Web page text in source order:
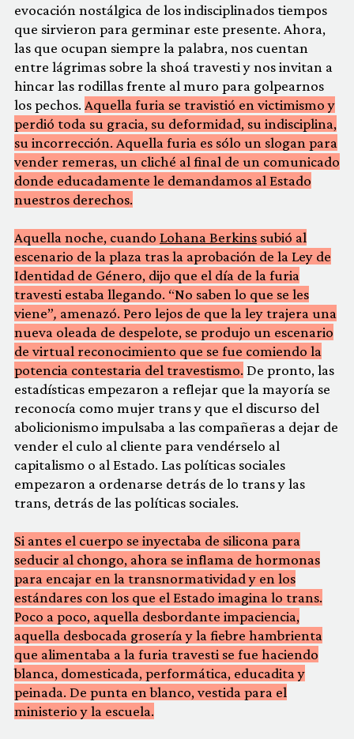
evocación nostálgica de los indisciplinados tiempos
que sirvieron para germinar este presente. Ahora,
las que ocupan siempre la palabra, nos cuentan
entre lágrimas sobre la shoá travesti y nos invitan a
hincar las rodillas frente al muro para golpearnos
los pechos. Aquella furia se travistió en victimismo y
perdió toda su gracia, su deformidad, su indisciplina,
su incorrección. Aquella furia es sólo un slogan para
vender remeras, un cliché al final de un comunicado
donde educadamente le demandamos al Estado
nuestros derechos.
Aquella noche, cuando Lohana Berkins subió al
escenario de la plaza tras la aprobación de la Ley de
Identidad de Género, dijo que el día de la furia
travesti estaba llegando. “No saben lo que se les
viene”, amenazó. Pero lejos de que la ley trajera una
nueva oleada de despelote, se produjo un escenario
de virtual reconocimiento que se fue comiendo la
potencia contestaria del travestismo. De pronto, las
estadísticas empezaron a reflejar que la mayoría se
reconocía como mujer trans y que el discurso del
abolicionismo impulsaba a las compañeras a dejar de
vender el culo al cliente para vendérselo al
capitalismo o al Estado. Las políticas sociales
empezaron a ordenarse detrás de lo trans y las
trans, detrás de las políticas sociales.
Si antes el cuerpo se inyectaba de silicona para
seducir al chongo, ahora se inflama de hormonas
para encajar en la transnormatividad y en los
estándares con los que el Estado imagina lo trans.
Poco a poco, aquella desbordante impaciencia,
aquella desbocada grosería y la fiebre hambrienta
que alimentaba a la furia travesti se fue haciendo
blanca, domesticada, performática, educadita y
peinada. De punta en blanco, vestida para el
ministerio y la escuela.